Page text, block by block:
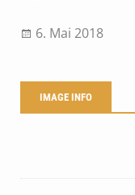
6. Mai 2018
IMAGE INFO